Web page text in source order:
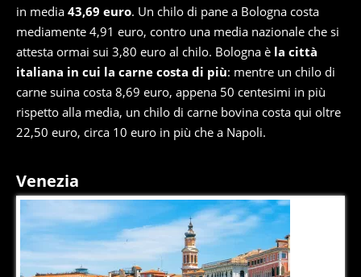
in media 43,69 euro. Un chilo di pane a Bologna costa
mediamente 4,91 euro, contro una media nazionale che si
attesta ormai sui 3,80 euro al chilo. Bologna è la città
italiana in cui la carne costa di più: mentre un chilo di
carne suina costa 8,69 euro, appena 50 centesimi in più
rispetto alla media, un chilo di carne bovina costa qui oltre
22,50 euro, circa 10 euro in più che a Napoli.
Venezia